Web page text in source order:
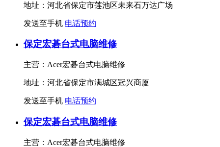
地址：河北省保定市莲池区未来石万达广场
发送至手机 电话预约
保定宏碁台式电脑维修
主营：Acer宏碁台式电脑维修
地址：河北省保定市满城区冠兴商厦
发送至手机 电话预约
保定宏碁台式电脑维修
主营：Acer宏碁台式电脑维修